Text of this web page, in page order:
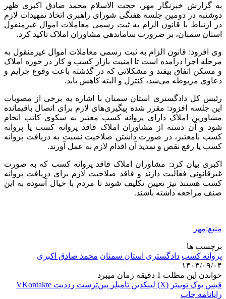
به گزارش خبرنگار مهر، حجت الاسلام محمد صادق اکبری ظهر
دوشنبه در دومین جلسه هفتگی شورای راهبری اتخاذ تمهیدات لازم
در ارتباط با قانون الزام به ثبت رسمی معاملات اموال غیرمنقول
استان سمنان، بر ضرورت ساماندهی مشاوران املاک تاکید کرد.
وی افزود: قانون الزام به ثبت رسمی معاملات اموال غیرمنقول به
مرحله اجرا درآمده است تا امنیت بازار کسب و کار در حوزه املاک
و مسکن اتفاق بیفتد و مشکلاتی که در گذشته باعث وقوع جرایم و
دعاوی مربوطه می‌شد، کنترل و البته کاهش یابد.
رئیس کل دادگستری استان سمنان با اشاره به برخی از مصوبات
این جلسه افزود: مقرر شده پیگیری‌های لازم برای اتصال باقیمانده
مشاورین املاک دارای پروانه کسب معتبر به سکوی کاتب انجام
شود و آن دسته از مشاوران املاک فاقد پروانه کسب یا پروانه
کسب نامعتبر، در صورت داشتن صلاحیت نسبت به دریافت پروانه
کسب یا رفع نقص و تمدید آن اقدام لازم به عمل آورند.
اکبری بیان کرد: مشاوران املاک فاقد پروانه کسب که به صورت
غیرقانونی فعالیت دارند و فاقد صلاحیت لازم برای دریافت پروانه
کسب هستند نیز تعیین تکلیف شوند تا مردم با خیال آسوده به این
صنف مراجعه داشته باشند.
منبع:مهر
برچسب ها
پروانه کسب دادگستری استان سمنان محمد صادق اکبری
۱۴۰۳/۰۹/۰۴
خواندن این مطلب 1 دقیقه زمان میبرد
فیس بوک توییتر (X) لینکدین ‫تامبلر ‫پین‌ترست ‫رددیت ‫VKontakte
رایانامه چاپ